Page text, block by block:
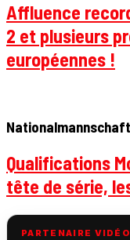
Affluence
2 et plusieurs
européennes !
Nationalmannschaft
Qualifications
tête de série,
PARTENAIRE VIDÉO